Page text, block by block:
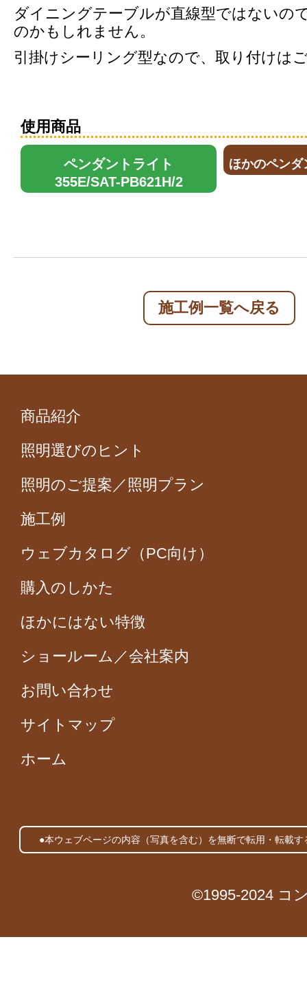
ダイニングテーブルが直線型ではないの
のかもしれません。
引掛けシーリング型なので、取り付けは
使用商品
ペンダントライト
355E/SAT-PB621H/2
ほかのペン
施工例一覧へ戻る
商品紹介
照明選びのヒント
照明のご提案／照明プラン
施工例
ウェブカタログ（PC向け）
購入のしかた
ほかにはない特徴
ショールーム／会社案内
お問い合わせ
サイトマップ
ホーム
●本ウェブページの内容（写真を含む）を無断で転用・転載
©1995-2024 コ